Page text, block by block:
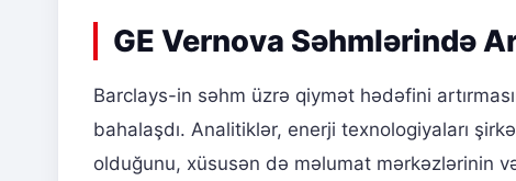
GE Vernova Səhmlərində
Barclays-in səhm üzrə qiymət hədəfini
bahalaşdı. Analitiklər, enerji texnologiyaları
olduğunu, xüsusən də məlumat mərkəzlərinin